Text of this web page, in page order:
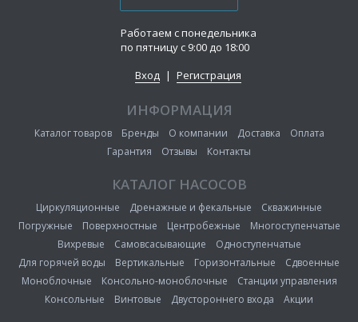
Работаем с понедельника
по пятницу с 9:00 до 18:00
Вход | Регистрация
ИНФОРМАЦИЯ
Каталог товаров Бренды О компании Доставка
Оплата
Гарантия
Отзывы Контакты
КАТАЛОГ НАСОСОВ
Циркуляционные Дренажные и фекальные
Скважинные
Погружные
Поверхностные Центробежные
Многоступенчатые
Вихревые
Самовсасывающие
Одноступенчатые
Для горячей воды
Вертикальные Горизонтальные
Сдвоенные
Моноблочные
Консольно-моноблочные
Станции управления
Консольные
Винтовые Двустороннего входа Акции